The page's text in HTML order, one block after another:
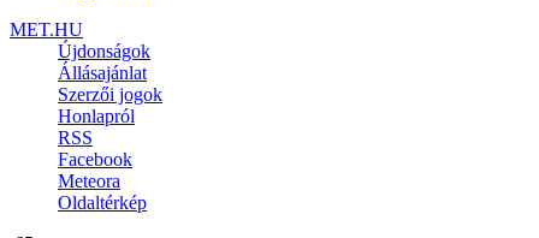
MET.HU
Újdonságok
Állásajánlat
Szerzői jogok
Honlapról
RSS
Facebook
Meteora
Oldaltérkép